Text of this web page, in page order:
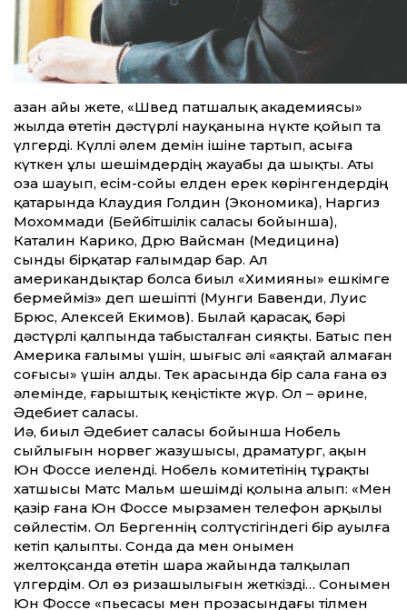
Қазан айы жете, «Швед патшалық академиясы»
жылда өтетін дәстүрлі нау­қанына нүкте қойып та
үлгерді. Күллі әлем демін ішіне тартып, асыға
күткен ұлы шешімдердің жауабы да шықты. Аты
оза шауып, есім-сойы елден ерек көрінгендердің
қатарында Клаудия Голдин (Экономика), Наргиз
Мохоммади (Бейбітшілік саласы бойынша),
Каталин Карико, Дрю Вайсман (Медицина)
сынды бірқатар ғалымдар бар. Ал
американдықтар болса биыл «Химия­ны» ешкімге
бермейміз» деп шешіпті (Мунги Бавенди, Луис
Брюс, Алексей Екимов). Былай қарасақ, бәрі
дәстүрлі қалпында табысталған сияқты. Батыс пен
Америка ғалымы үшін, шығыс әлі «аяқтай алмаған
соғысы» үшін алды. Тек арасында бір сала ғана өз
әлемінде, ғарыштық кеңістікте жүр. Ол – әрине,
Әдебиет саласы.
Иә, биыл Әдебиет саласы бойынша Нобель
сыйлығын норвег жазушысы, драматург, ақын
Юн Фоссе иеленді. Нобель комитетінің тұрақты
хатшысы Матс Мальм шешімді қолына алып: «Мен
қазір ғана Юн Фоссе мырзамен телефон арқылы
сөйлестім. Ол Бергеннің солтүстігіндегі бір ауылға
кетіп қалыпты. Сонда да мен онымен
желтоқсанда өтетін шара жайында талқылап
үлгердім. Ол өз ризашылығын жеткізді… Сонымен
Юн Фоссе «пьесасы мен прозасындағы тілмен